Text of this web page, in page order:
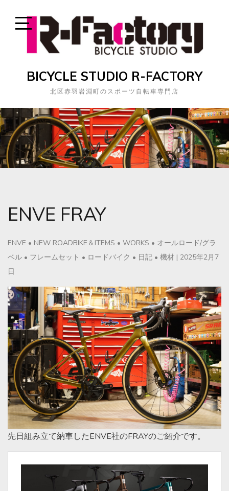
Open
Sidebar
BICYCLE STUDIO R-FACTORY
北区赤羽岩淵町のスポーツ自転車専門店
ENVE FRAY
ENVE • NEW ROADBIKE＆ITEMS • WORKS • オールロード/グラ
ベル • フレームセット • ロードバイク • 日記 • 機材 | 2025年2月7
日
先日組み立て納車したENVE社のFRAYのご紹介です。